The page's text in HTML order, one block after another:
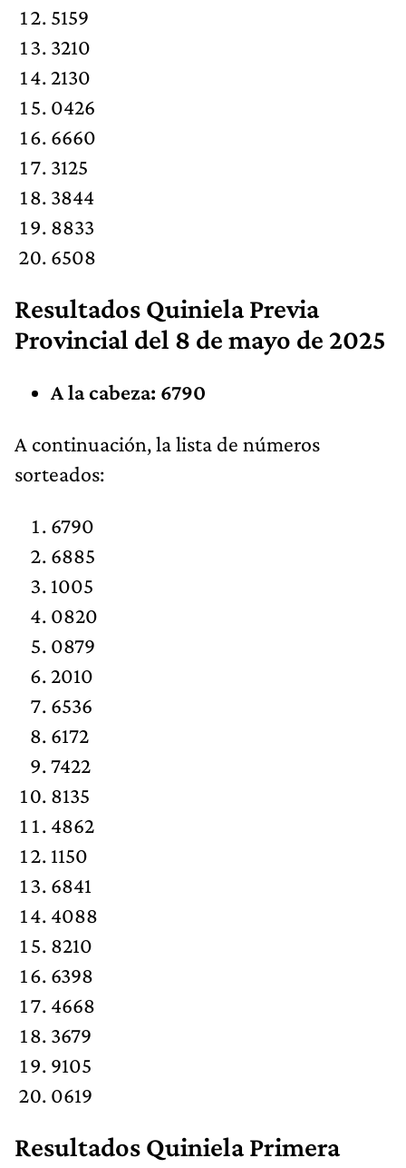
5159
3210
2130
0426
6660
3125
3844
8833
6508
Resultados Quiniela Previa
Provincial del 8 de mayo de 2025
A la cabeza: 6790
​A continuación, la lista de números
sorteados:
6790
6885
1005
0820
0879
2010
6536
6172
7422
8135
4862
1150
6841
4088
8210
6398
4668
3679
9105
0619
Resultados Quiniela Primera